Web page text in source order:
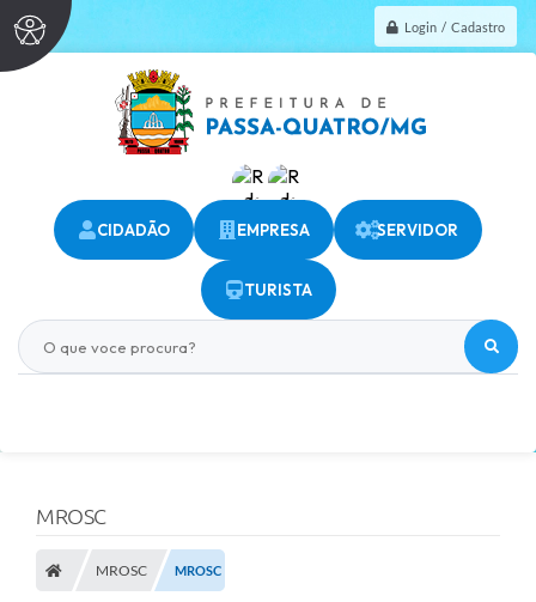
Login / Cadastro
O que voce procura?
CIDADÃO EMPRESA SERVIDOR
TURISTA
MROSC
MROSC MROSC